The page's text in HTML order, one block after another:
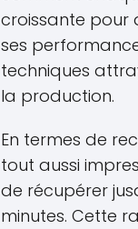
croissante pour
ses
techniques
la production.
En termes de
tout aussi
de récupérer
minutes. Cette